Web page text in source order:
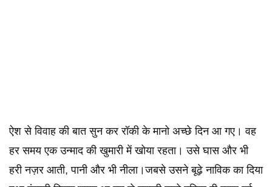
ऐश से विवाह की बात सुन कर रॉकी के मानो अच्छे दिन आ गए। वह
हर समय एक उन्माद की खुमारी में खोया रहता। उसे घास और भी
हरी नज़र आती, पानी और भी नीला।जबसे उसने बूढ़े नाविक का दिया